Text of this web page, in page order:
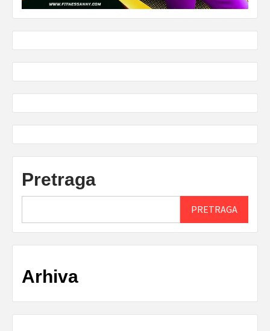
Pretraga
PRETRAGA
Arhiva